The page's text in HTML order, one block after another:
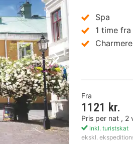
Næste billede
Spa
1 time
Fra
1121 kr.
Pris per nat , 2
inkl. turistskat
ekskl.